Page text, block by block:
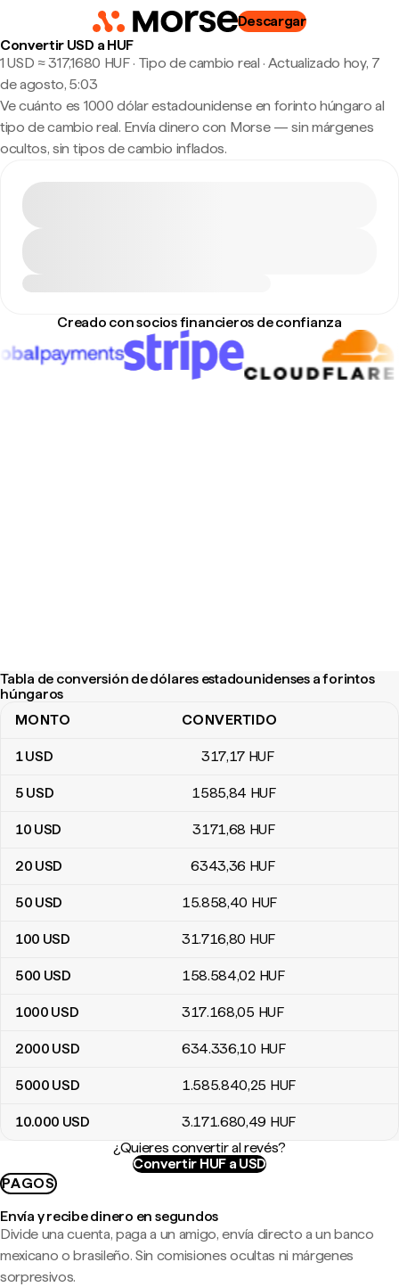
Descargar
Convertir USD a HUF
1 USD ≈ 317,1680 HUF · Tipo de cambio real · Actualizado hoy, 7
de agosto, 5:03
Ve cuánto es 1000 dólar estadounidense en forinto húngaro al
tipo de cambio real. Envía dinero con Morse — sin márgenes
ocultos, sin tipos de cambio inflados.
Creado con socios financieros de confianza
Tabla de conversión de dólares estadounidenses a forintos
húngaros
Tabla de conversión de dólares estadounidenses a forintos
MONTO CONVERTIDO
1USD 317,17 HUF
5 USD 1585,84 HUF
10 USD 3171,68 HUF
20 USD 6343,36 HUF
50 USD 15.858,40 HUF
100 USD 31.716,80 HUF
500 USD 158.584,02 HUF
1000 USD 317.168,05 HUF
2000 USD 634.336,10 HUF
5000 USD 1.585.840,25 HUF
10.000 USD 3.171.680,49 HUF
¿Quieres convertir al revés?
Convertir HUF a USD
PAGOS
Envía y recibe dinero en segundos
Divide una cuenta, paga a un amigo, envía directo a un banco
mexicano o brasileño. Sin comisiones ocultas ni márgenes
sorpresivos.